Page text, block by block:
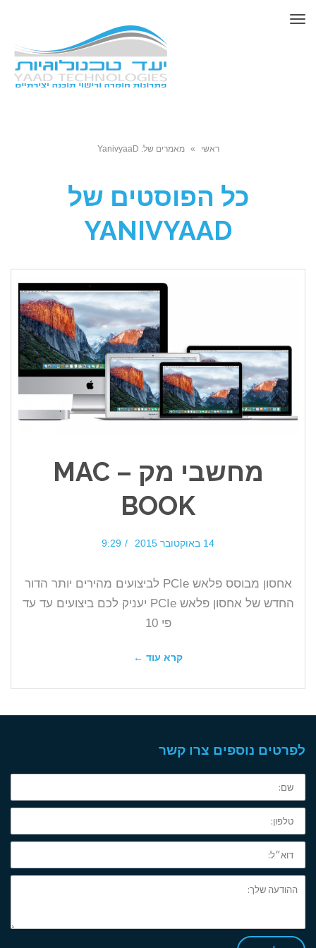
תפריט
ראשי » מאמרים של: YanivyaaD
כל הפוסטים של
YANIVYAAD
מחשבי מק – MAC
BOOK
14 באוקטובר 2015 9:29
אחסון מבוסס פלאש PCIe לביצועים מהירים יותר הדור
החדש של אחסון פלאש PCIe יעניק לכם ביצועים עד עד
פי 10
קרא עוד ←
לפרטים נוספים צרו קשר
שם:
טלפון:
דוא״ל:
ההודעה
שלך: